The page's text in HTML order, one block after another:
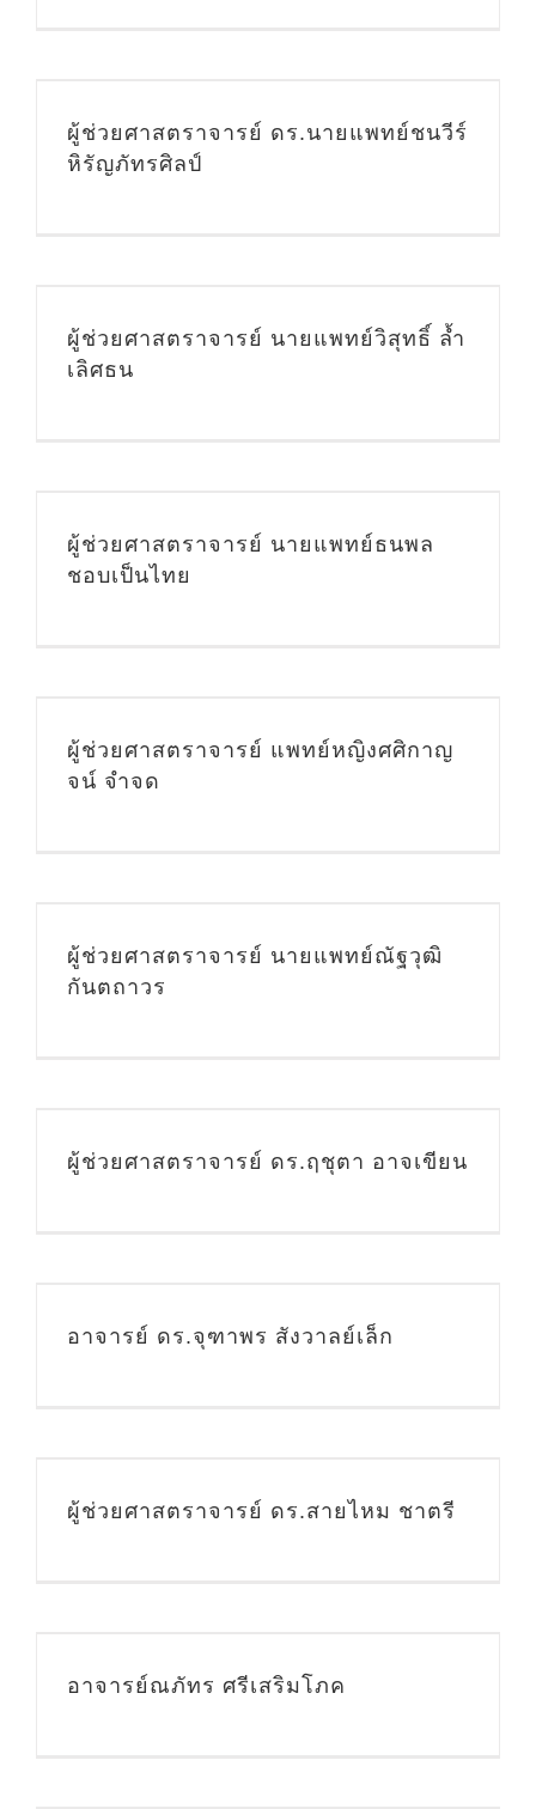
ผู้ช่วยศาสตราจารย์ ดร.นายแพทย์ชนวีร์
หิรัญภัทรศิลป์
ผู้ช่วยศาสตราจารย์ นายแพทย์วิสุทธิ์ ล้ำ
เลิศธน
ผู้ช่วยศาสตราจารย์ นายแพทย์ธนพล
ชอบเป็นไทย
ผู้ช่วยศาสตราจารย์ แพทย์หญิงศศิกาญ
จน์ จำจด
ผู้ช่วยศาสตราจารย์ นายแพทย์ณัฐวุฒิ
กันตถาวร
ผู้ช่วยศาสตราจารย์ ดร.ฤชุตา อาจเขียน
อาจารย์ ดร.จุฑาพร สังวาลย์เล็ก
ผู้ช่วยศาสตราจารย์ ดร.สายไหม ชาตรี
อาจารย์ณภัทร ศรีเสริมโภค